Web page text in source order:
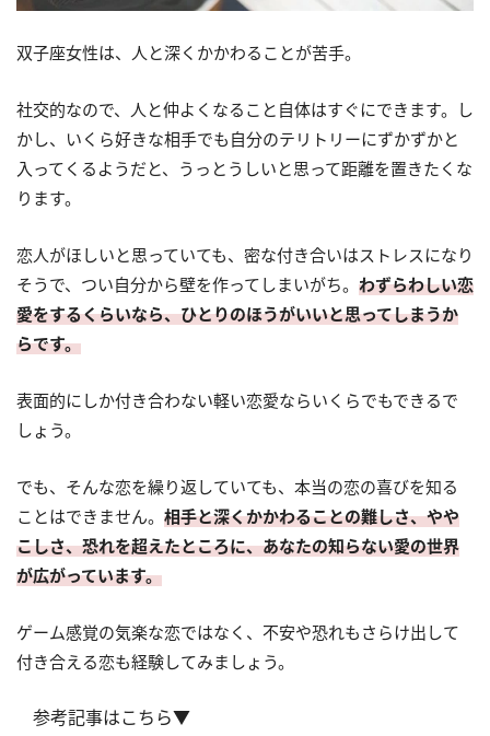
双子座女性は、人と深くかかわることが苦手。
社交的なので、人と仲よくなること自体はすぐにできます。し
かし、いくら好きな相手でも自分のテリトリーにずかずかと
入ってくるようだと、うっとうしいと思って距離を置きたくな
ります。
恋人がほしいと思っていても、密な付き合いはストレスになり
そうで、つい自分から壁を作ってしまいがち。 わずらわしい恋
愛をするくらいなら、ひとりのほうがいいと思ってしまうか
らです。
表面的にしか付き合わない軽い恋愛ならいくらでもできるで
しょう。
でも、そんな恋を繰り返していても、本当の恋の喜びを知る
ことはできません。 相手と深くかかわることの難しさ、やや
こしさ、恐れを超えたところに、あなたの知らない愛の世界
が広がっています。
ゲーム感覚の気楽な恋ではなく、不安や恐れもさらけ出して
付き合える恋も経験してみましょう。
参考記事はこちら▼